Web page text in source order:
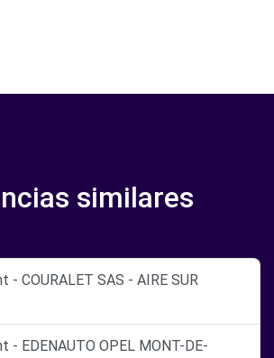
similares
- COURALET SAS - AIRE SUR
- EDENAUTO OPEL MONT-DE-